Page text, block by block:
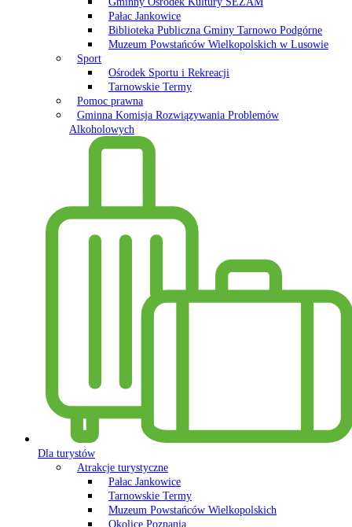
Pałac Jankowice
Biblioteka Publiczna Gminy Tarnowo Podgórne
Muzeum Powstańców Wielkopolskich w Lusowie
Sport
Ośrodek Sportu i Rekreacji
Tarnowskie Termy
Pomoc prawna
Gminna Komisja Rozwiązywania Problemów
Alkoholowych
Dla turystów
Atrakcje turystyczne
Pałac Jankowice
Tarnowskie Termy
Muzeum Powstańców Wielkopolskich
Okolice Poznania